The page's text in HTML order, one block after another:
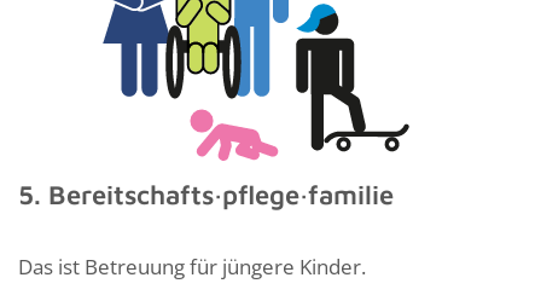
5. Bereitschafts·pflege·familie
Das ist Betreuung für jüngere Kinder.